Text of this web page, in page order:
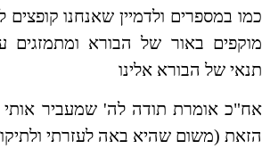
כמו במספרים ולדמיין שאנחנו קופצים
מוקפים באור של הבורא
תנאי של הבורא אלינו
אח"כ אומרת תודה לה' שמעביר אותי
הזאת (משום שהיא באה לעזרתי